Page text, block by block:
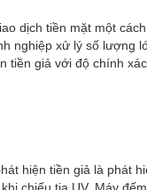
dịch tiền mặt một
nghiệp xử lý số
giả với độ chính
hiện tiền giả là